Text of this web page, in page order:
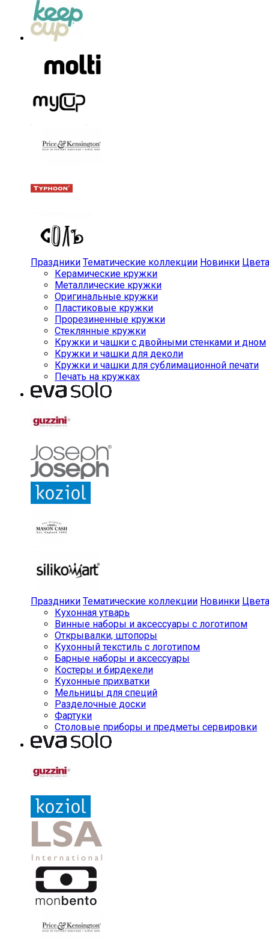
Праздники Тематические коллекции Новинки Цвета
Керамические кружки
Металлические кружки
Оригинальные кружки
Пластиковые кружки
Прорезиненные кружки
Стеклянные кружки
Кружки и чашки с двойными стенками и дном
Кружки и чашки для деколи
Кружки и чашки для сублимационной печати
Печать на кружках
Праздники Тематические коллекции Новинки Цвета
Кухонная утварь
Винные наборы и аксессуары с логотипом
Открывалки, штопоры
Кухонный текстиль с логотипом
Барные наборы и аксессуары
Костеры и бирдекели
Кухонные прихватки
Мельницы для специй
Разделочные доски
Фартуки
Столовые приборы и предметы сервировки